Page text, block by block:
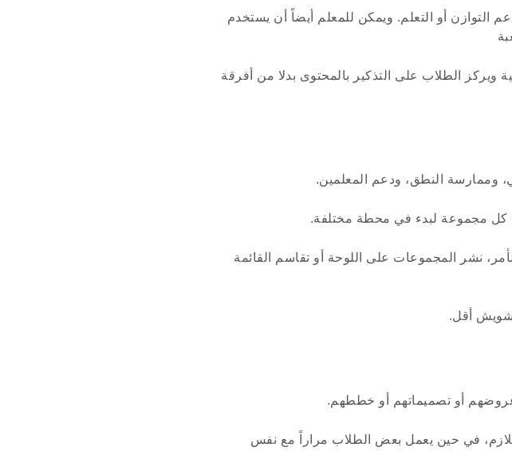
التوازن أو التعلم. ويمكن للمعلم أيضاً أن يستخدم
الطلاب على التذكير بالمحتوى بدلا من أفرقة
وممارسة النطق، ودعم المعلمين.
كل مجموعة لبدء في محطة مختلفة.
نشر المجموعات على اللوحة أو تقاسم القائمة
أقل.
أو تصميماتهم أو خططهم.
في حين يعمل بعض الطلاب مراراً مع نفس